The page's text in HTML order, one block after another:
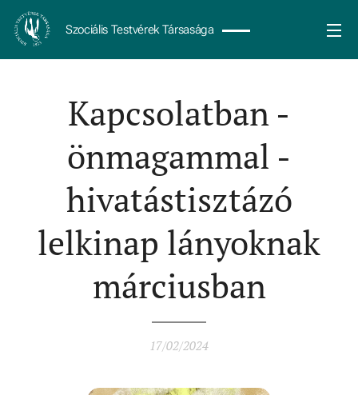
Szociális Testvérek Társasága
Kapcsolatban -
önmagammal -
hivatástisztázó
lelkinap lányoknak
márciusban
17/02/2024